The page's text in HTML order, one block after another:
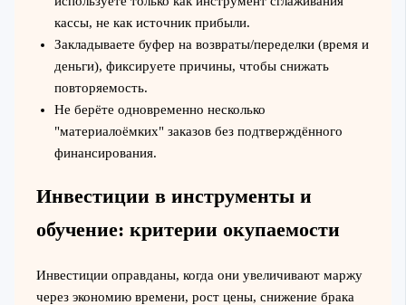
кассы, не как источник прибыли.
Закладываете буфер на возвраты/переделки (время и
деньги), фиксируете причины, чтобы снижать
повторяемость.
Не берёте одновременно несколько
"материалоёмких" заказов без подтверждённого
финансирования.
Инвестиции в инструменты и
обучение: критерии окупаемости
Инвестиции оправданы, когда они увеличивают маржу
через экономию времени, рост цены, снижение брака